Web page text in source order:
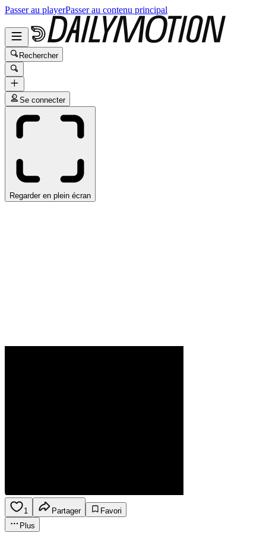
Passer au playerPasser au contenu principal
Rechercher
Se connecter
Regarder en plein écran
1 Partager
Favori
Plus